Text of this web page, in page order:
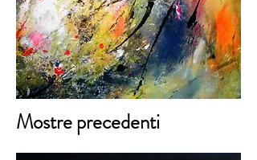
Mostre precedenti